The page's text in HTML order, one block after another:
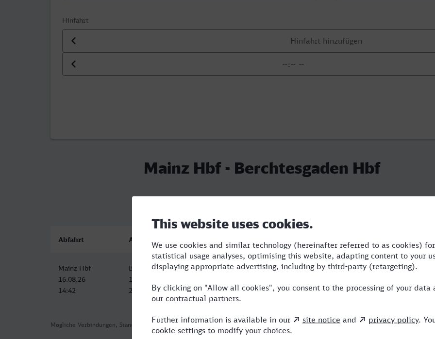
Hinfahrt
Datum der Hinfahrt
Uhrzeit der Hinfahrt
Mainz Hbf - Berchtesgaden Hbf
Mögliche Verbindungen, Stand: 2026-08-02 01:42
Abfahrt Ankunft
Mainz Hbf
16.08.26
14:42
Berchtesgaden Hbf
16.08.26
21:34
6:52 3 BRB,IC,ICE